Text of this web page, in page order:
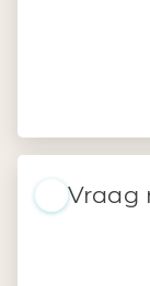
Vraag